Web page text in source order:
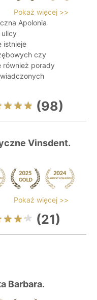
Pokaż więcej >>
Apolonia
istnieje
czy
również porady
(98)
Vinsdent.
Pokaż więcej >>
(21)
Barbara.